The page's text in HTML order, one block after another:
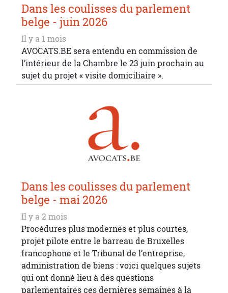
Dans les coulisses du parlement
belge - juin 2026
Il y a 1 mois
AVOCATS.BE sera entendu en commission de
l’intérieur de la Chambre le 23 juin prochain au
sujet du projet « visite domiciliaire ».
Dans les coulisses du parlement
belge - mai 2026
Il y a 2 mois
Procédures plus modernes et plus courtes,
projet pilote entre le barreau de Bruxelles
francophone et le Tribunal de l’entreprise,
administration de biens : voici quelques sujets
qui ont donné lieu à des questions
parlementaires ces dernières semaines à la